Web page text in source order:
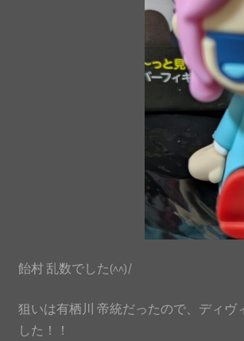
飴村 乱数でした(^^)/
狙いは有栖川 帝統だったので、ディ
した！！